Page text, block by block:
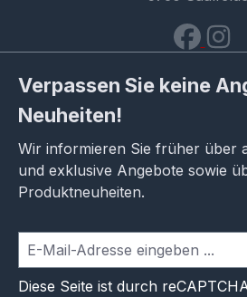
Verpassen Sie keine
Neuheiten!
Wir informieren Sie früher über
und exklusive Angebote sowie
Produktneuheiten.
Diese Seite ist durch